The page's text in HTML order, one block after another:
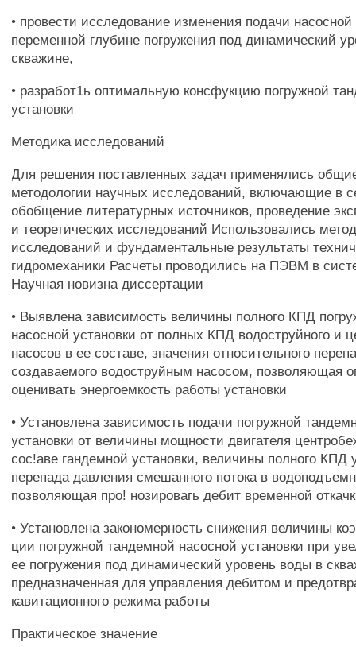
• провести исследование изменения подачи насосной
переменной глубине погружения под динамический
скважине,
• разработ1ь оптимальную консфукцию погружной
установки
Методика исследований
Для решения поставленных задач применялись
методологии научных исследований, включающие в
обобщение литературных источников, проведение
и теоретических исследований Использовались
исследований и фундаментальные результаты
гидромеханики Расчеты проводились на ПЭВМ в
Научная новизна диссертации
• Выявлена зависимость величины полного КПД
насосной установки от полных КПД водоструйного и
насосов в ее составе, значения относительного
создаваемого водоструйным насосом, позволяющая
оценивать энергоемкость работы установки
• Установлена зависимость подачи погружной
установки от величины мощности двигателя
сос!аве гандемной установки, величины полного КПД
перепада давления смешанного потока в
позволяющая про! нозировагь дебит временной
• Установлена закономерность снижения величины
ции погружной тандемной насосной установки при
ее погружения под динамический уровень воды в
предназначенная для управления дебитом и
кавитационного режима работы
Практическое значение